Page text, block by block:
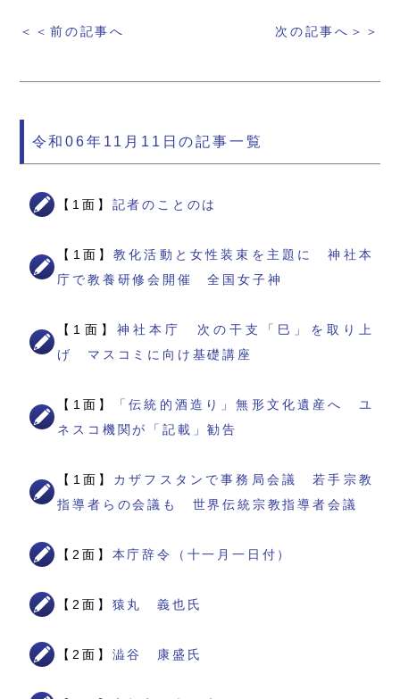
＜＜前の記事へ 次の記事へ＞＞
令和06年11月11日の記事一覧
【1面】 記者のことのは
【1面】教化活動と女性装束を主題に 神社本
庁で教養研修会開催 全国女子神
【1面】 神社本庁 次の干支「巳」を取り上
げ マスコミに向け基礎講座
【1面】
「伝統的酒造り」無形文化遺産へ ユ
ネスコ機関が「記載」勧告
【1面】 カザフスタンで事務局会議 若手宗教
指導者らの会議も 世界伝統宗教指導者会議
【2面】 本庁辞令（十一月一日付）
【2面】 猿丸 義也氏
【2面】 澁谷 康盛氏